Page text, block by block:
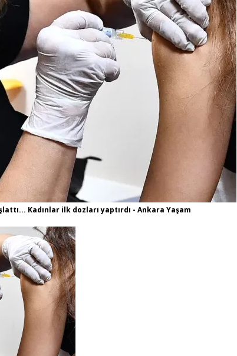
Dönem Sınav Sonuçları ve Öğrenme Rehberi
EĞITIM
Mazerete Bağlı Yer Değiştirme Sonucu Nedir?
EĞITIM
İlk Yarıda 88,5 Milyar Lira Hasılat Elde Etti
MANŞET
Yerleştirme Kılavuzu Güncellemeleri ve Detaylar
EĞITIM
Mevsimlik Tarım Çalışanlarına Sağlık ve Kültür Desteği Programı
Sonuçlarının Açıklanma Tarihi Ne Zaman?
Metro İstasyonu Yakında Geçici Yaya Düzenlemesi Olarak
2 Sınavı Ne Zaman ve Saat Kaçta Gerçekleştirilecek?
EĞITIM
Arsa Ofisi ile Kırklareli Satılık Arsa ve Edirne Satılık Arsa Yatırım
Üniversite Kayıt Tarihleri ve Detayları
Kadınlar ilk dozları yaptırdı - Ankara Yaşam